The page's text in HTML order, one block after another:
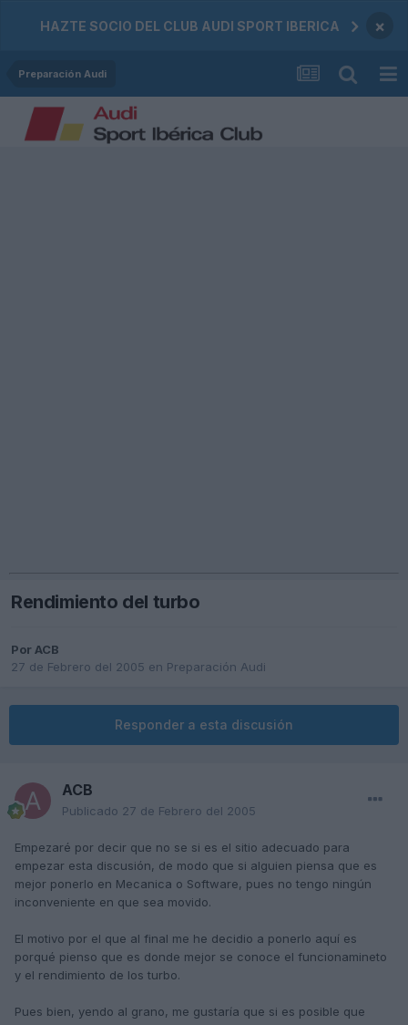
HAZTE SOCIO DEL CLUB AUDI SPORT IBERICA ×
Preparación Audi
Rendimiento del turbo
PorACB
27 de Febrero del 2005 en Preparación Audi
Responder a esta discusión
ACB
Publicado 27 de Febrero del 2005
Empezaré por decir que no se si es el sitio adecuado para
empezar esta discusión, de modo que si alguien piensa que es
mejor ponerlo en Mecanica o Software, pues no tengo ningún
inconveniente en que sea movido.
El motivo por el que al final me he decidio a ponerlo aquí es
porqué pienso que es donde mejor se conoce el funcionamineto
y el rendimiento de los turbo.
Pues bien, yendo al grano, me gustaría que si es posible que